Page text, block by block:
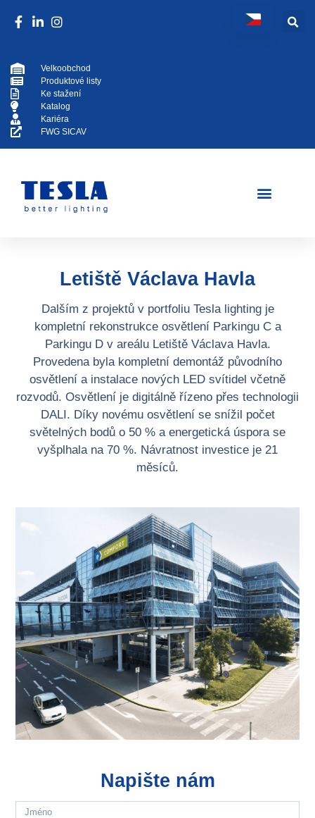
Velkoobchod
Produktové listy
Ke stažení
Katalog
Kariéra
FWG SICAV
Letiště Václava Havla
Dalším z projektů v portfoliu Tesla lighting je
kompletní rekonstrukce osvětlení Parkingu C a
Parkingu D v areálu Letiště Václava Havla.
Provedena byla kompletní demontáž původního
osvětlení a instalace nových LED svítidel včetně
rozvodů. Osvětlení je digitálně řízeno přes technologii
DALI. Díky novému osvětlení se snížil počet
světelných bodů o 50 % a energetická úspora se
vyšplhala na 70 %. Návratnost investice je 21
měsíců.
Napište nám